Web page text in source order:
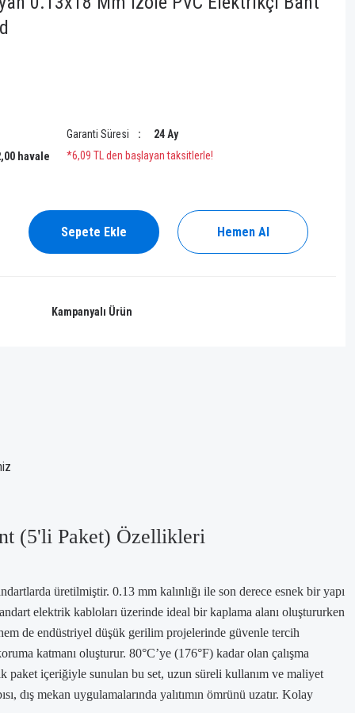
Garanti Süresi
24 Ay
havale
*6,09 TL den başlayan taksitlerle!
Sepete Ekle Hemen Al
Kampanyalı Ürün
(5'li Paket) Özellikleri
üretilmiştir. 0.13 mm kalınlığı ile son derece esnek bir yapı
elektrik kabloları üzerinde ideal bir kaplama alanı oluştururken
de endüstriyel düşük gerilim projelerinde güvenle tercih
katmanı oluşturur. 80°C’ye (176°F) kadar olan çalışma
paket içeriğiyle sunulan bu set, uzun süreli kullanım ve maliyet
dış mekan uygulamalarında yalıtımın ömrünü uzatır. Kolay